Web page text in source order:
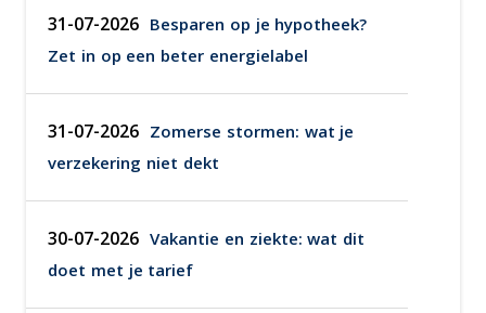
31-07-2026 Besparen op je hypotheek?
Zet in op een beter energielabel
31-07-2026 Zomerse stormen: wat je
verzekering niet dekt
30-07-2026 Vakantie en ziekte: wat dit
doet met je tarief